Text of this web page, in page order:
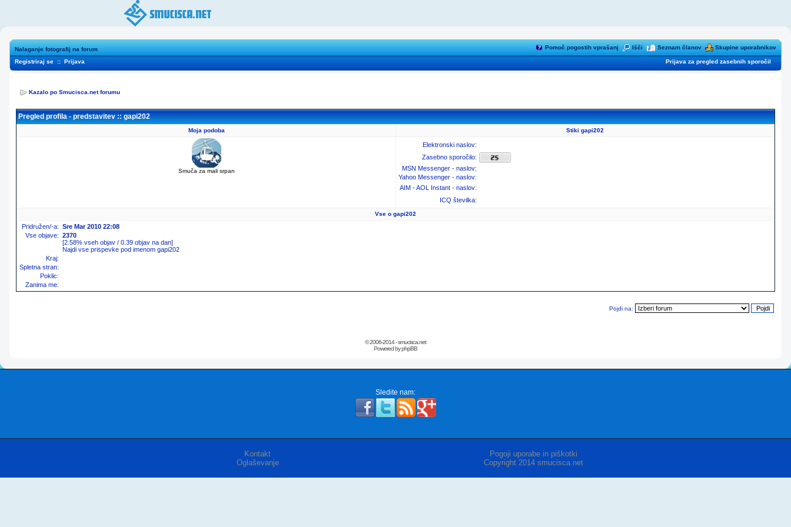
Nalaganje fotografij na forum Pomoč pogostih vprašanj Išči Seznam članov Skupine uporabnikov
Registriraj se :: Prijava Prijava za pregled zasebnih sporočil
Kazalo po Smucisca.net forumu
Pregled profila - predstavitev :: gapi202
Moja podoba Stiki gapi202
Smuča za mali srpan
Elektronski naslov:
Zasebno sporočilo:
MSN Messenger - naslov:
Yahoo Messenger - naslov:
AIM - AOL Instant - naslov:
ICQ številka:
Vse o gapi202
Pridružen/-a: Sre Mar 2010 22:08
Vse objave: 2370
[2.58% vseh objav / 0.39 objav na dan]
Najdi vse prispevke pod imenom gapi202
Kraj:
Spletna stran:
Poklic:
Zanima me:
Pojdi na:
© 2006-2014 - smucisca.net
Powered by phpBB
Sledite nam:
Kontakt
Oglaševanje
Pogoji uporabe in piškotki
Copyright 2014 smucisca.net